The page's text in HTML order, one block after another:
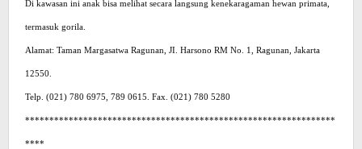
Di kawasan ini anak bisa melihat secara langsung kenekaragaman hewan primata,
termasuk gorila.
Alamat: Taman Margasatwa Ragunan, JI. Harsono RM No. 1, Ragunan, Jakarta
12550.
Telp. (021) 780 6975, 789 0615. Fax. (021) 780 5280
****************************************************************
****